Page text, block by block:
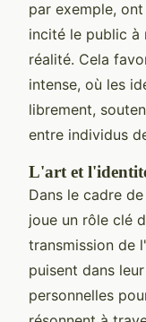
par exemple,
incité le public à
réalité. Cela
intense, où les
librement,
entre individus
L'art et
Dans le cadre de
joue un rôle clé
transmission de l'
puisent dans
personnelles